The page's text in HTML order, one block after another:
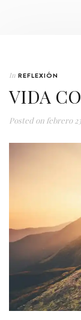
In REFLEXIÓN
VIDA
Posted on febrero